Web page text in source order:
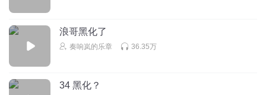
浪哥黑化了
奏响岚的乐章 36.35万
34 黑化？